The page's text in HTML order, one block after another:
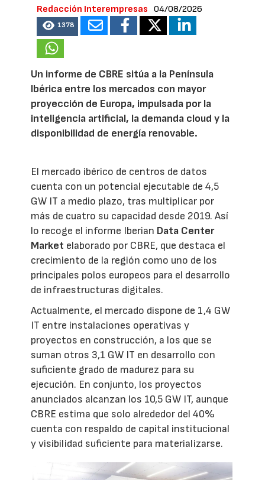
Redacción Interempresas 04/08/2026
1378
Un informe de CBRE sitúa a la Península
Ibérica entre los mercados con mayor
proyección de Europa, impulsada por la
inteligencia artificial, la demanda cloud y la
disponibilidad de energía renovable.
El mercado ibérico de centros de datos
cuenta con un potencial ejecutable de 4,5
GW IT a medio plazo, tras multiplicar por
más de cuatro su capacidad desde 2019. Así
lo recoge el informe Iberian Data Center
Market elaborado por CBRE, que destaca el
crecimiento de la región como uno de los
principales polos europeos para el desarrollo
de infraestructuras digitales.
Actualmente, el mercado dispone de 1,4 GW
IT entre instalaciones operativas y
proyectos en construcción, a los que se
suman otros 3,1 GW IT en desarrollo con
suficiente grado de madurez para su
ejecución. En conjunto, los proyectos
anunciados alcanzan los 10,5 GW IT, aunque
CBRE estima que solo alrededor del 40%
cuenta con respaldo de capital institucional
y visibilidad suficiente para materializarse.